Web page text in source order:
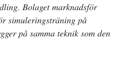
Bolaget marknadsför
simuleringsträning på
på samma teknik som den